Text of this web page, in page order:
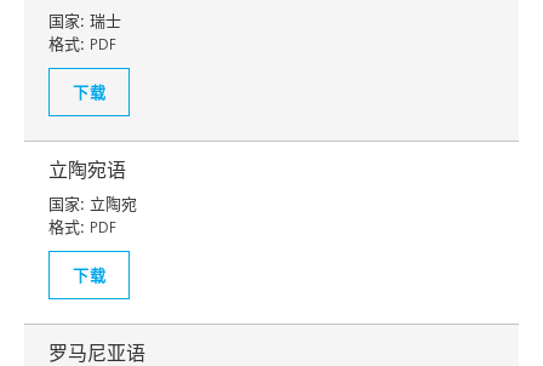
国家: 瑞士
格式: PDF
下载
立陶宛语
国家: 立陶宛
格式: PDF
下载
罗马尼亚语